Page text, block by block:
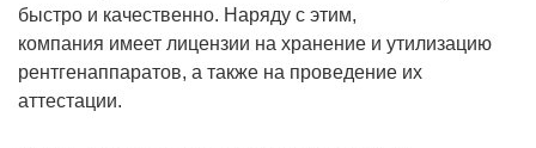
быстро и качественно. Наряду с этим,
компания имеет лицензии на хранение и утилизацию
рентгенаппаратов, а также на проведение их
аттестации.